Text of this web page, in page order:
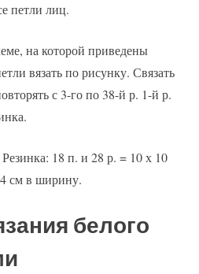
петли лиц.
на которой приведены
вязать по рисунку. Связать
с 3-го по 38-й р. 1-й р.
18 п. и 28 р. = 10 х 10
см в ширину.
белого